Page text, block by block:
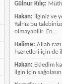
Gülnur Kılıç:
Hakan: İlginiz ve
Yalnız bu
olmayabilir. En...
Halime: Allah
hazretleri için de
Hakan: Ekledim
ilgin için